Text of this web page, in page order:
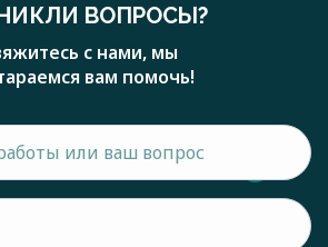
ВОПРОСЫ?
с нами, мы
вам помочь!